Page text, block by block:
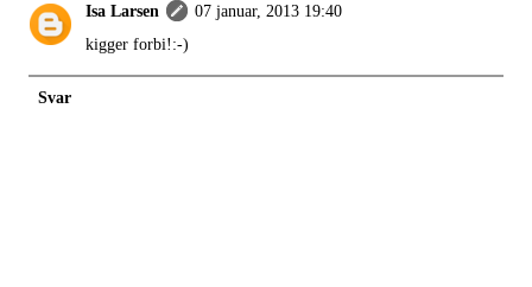
Isa Larsen
07 januar, 2013 19:40
kigger forbi!:-)
Svar